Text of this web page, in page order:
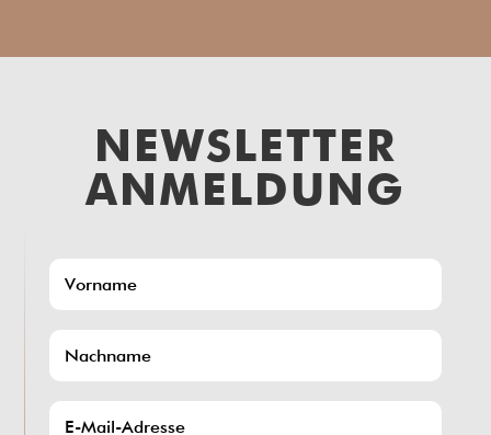
NEWSLETTER
ANMELDUNG